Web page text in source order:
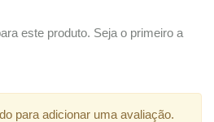
este produto. Seja o primeiro a
para adicionar uma avaliação.